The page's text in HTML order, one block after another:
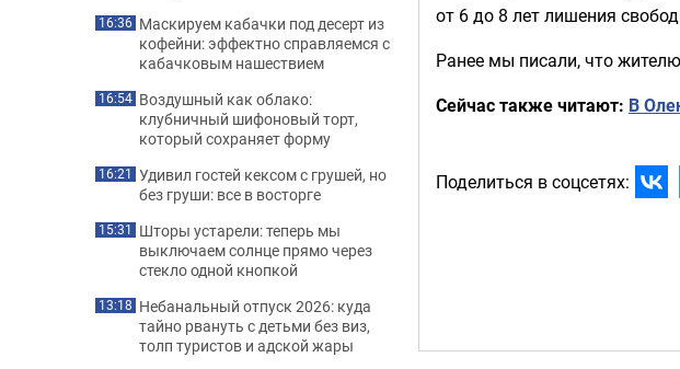
от 6 до 8 лет лишения
Ранее мы писали, что
Сейчас также читают: В
Поделиться в соцсетях:
16:36 Маскируем кабачки под десерт из
кофейни: эффектно справляемся с
кабачковым нашествием
16:54 Воздушный как облако:
клубничный шифоновый торт,
который сохраняет форму
16:21 Удивил гостей кексом с грушей, но
без груши: все в восторге
15:31 Шторы устарели: теперь мы
выключаем солнце прямо через
стекло одной кнопкой
13:18 Небанальный отпуск 2026: куда
тайно рвануть с детьми без виз,
толп туристов и адской жары